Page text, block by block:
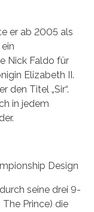
er ab 2005 als
Nick Faldo für
Elizabeth II.
den Titel „Sir“.
in jedem
Design
seine drei 9-
Prince) die